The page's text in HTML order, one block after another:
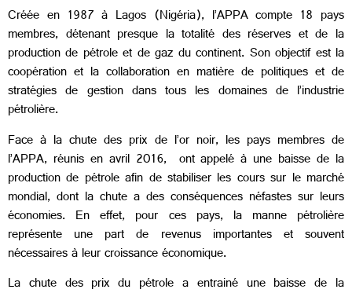
Créée en 1987 à Lagos (Nigéria), l’APPA compte 18 pays
membres, détenant presque la totalité des réserves et de la
production de pétrole et de gaz du continent. Son objectif est la
coopération et la collaboration en matière de politiques et de
stratégies de gestion dans tous les domaines de l’industrie
pétrolière.
Face à la chute des prix de l’or noir, les pays membres de
l’APPA, réunis en avril 2016, ont appelé à une baisse de la
production de pétrole afin de stabiliser les cours sur le marché
mondial, dont la chute a des conséquences néfastes sur leurs
économies. En effet, pour ces pays, la manne pétrolière
représente une part de revenus importantes et souvent
nécessaires à leur croissance économique.
La chute des prix du pétrole a entrainé une baisse de la